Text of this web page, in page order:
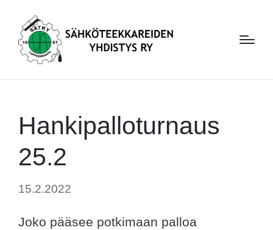
Hankipalloturnaus
25.2
15.2.2022
Joko pääsee potkimaan palloa